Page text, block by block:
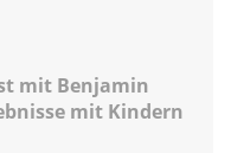
mit Benjamin
mit Kindern